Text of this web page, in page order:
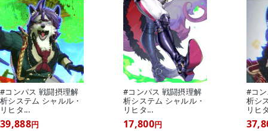
#コンパス 戦闘摂理解
析システム シャルル・
リヒタ...
39,888円
#コンパス 戦闘摂理解
析システム シャルル・
リヒタ...
17,800円
#コ
析シ
リヒ